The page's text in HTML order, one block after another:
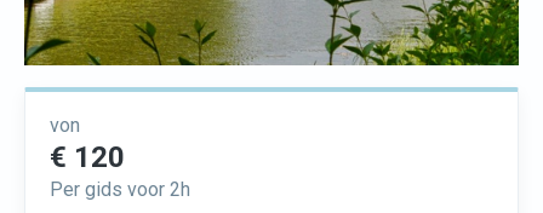
von
€ 120
Per gids voor 2h